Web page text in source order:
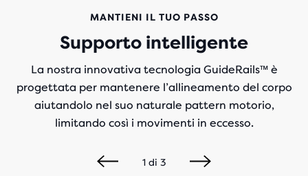
MANTIENI IL TUO PASSO
Supporto intelligente
La nostra innovativa tecnologia GuideRails™ è
progettata per mantenere l’allineamento del corpo
aiutandolo nel suo naturale pattern motorio,
limitando così i movimenti in eccesso.
1di 3